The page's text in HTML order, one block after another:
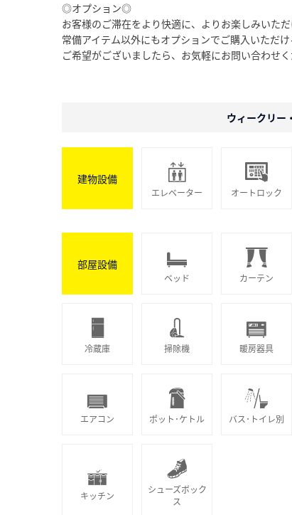
◎オプション◎
お客様のご滞在をより快適に、よりお楽しみいただ
常備アイテム以外にもオプションでご購入いただ
ご希望がございましたら、お気軽にお問い合わせく
ウィークリー
建物設備
エレベーター オートロック
部屋設備
ベッド カーテン
冷蔵庫 掃除機 暖房器具
エアコン ポット･ケトル バス･トイレ別
キッチン
シューズボック
ス